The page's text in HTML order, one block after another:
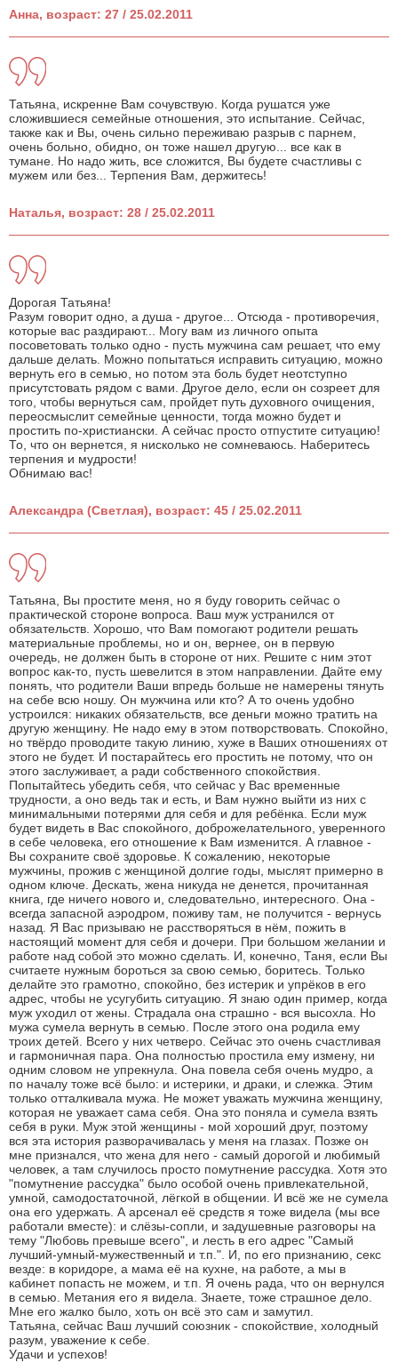
Анна, возраст: 27 / 25.02.2011
Татьяна, искренне Вам сочувствую. Когда рушатся уже
сложившиеся семейные отношения, это испытание. Сейчас,
также как и Вы, очень сильно переживаю разрыв с парнем,
очень больно, обидно, он тоже нашел другую... все как в
тумане. Но надо жить, все сложится, Вы будете счастливы с
мужем или без... Терпения Вам, держитесь!
Наталья, возраст: 28 / 25.02.2011
Дорогая Татьяна!
Разум говорит одно, а душа - другое... Отсюда - противоречия,
которые вас раздирают... Могу вам из личного опыта
посоветовать только одно - пусть мужчина сам решает, что ему
дальше делать. Можно попытаться исправить ситуацию, можно
вернуть его в семью, но потом эта боль будет неотступно
присутстовать рядом с вами. Другое дело, если он созреет для
того, чтобы вернуться сам, пройдет путь духовного очищения,
переосмыслит семейные ценности, тогда можно будет и
простить по-христиански. А сейчас просто отпустите ситуацию!
То, что он вернется, я нисколько не сомневаюсь. Наберитесь
терпения и мудрости!
Обнимаю вас!
Александра (Светлая), возраст: 45 / 25.02.2011
Татьяна, Вы простите меня, но я буду говорить сейчас о
практической стороне вопроса. Ваш муж устранился от
обязательств. Хорошо, что Вам помогают родители решать
материальные проблемы, но и он, вернее, он в первую
очередь, не должен быть в стороне от них. Решите с ним этот
вопрос как-то, пусть шевелится в этом направлении. Дайте ему
понять, что родители Ваши впредь больше не намерены тянуть
на себе всю ношу. Он мужчина или кто? А то очень удобно
устроился: никаких обязательств, все деньги можно тратить на
другую женщину. Не надо ему в этом потворствовать. Спокойно,
но твёрдо проводите такую линию, хуже в Ваших отношениях от
этого не будет. И постарайтесь его простить не потому, что он
этого заслуживает, а ради собственного спокойствия.
Попытайтесь убедить себя, что сейчас у Вас временные
трудности, а оно ведь так и есть, и Вам нужно выйти из них с
минимальными потерями для себя и для ребёнка. Если муж
будет видеть в Вас спокойного, доброжелательного, уверенного
в себе человека, его отношение к Вам изменится. А главное -
Вы сохраните своё здоровье. К сожалению, некоторые
мужчины, прожив с женщиной долгие годы, мыслят примерно в
одном ключе. Дескать, жена никуда не денется, прочитанная
книга, где ничего нового и, следовательно, интересного. Она -
всегда запасной аэродром, поживу там, не получится - вернусь
назад. Я Вас призываю не расстворяться в нём, пожить в
настоящий момент для себя и дочери. При большом желании и
работе над собой это можно сделать. И, конечно, Таня, если Вы
считаете нужным бороться за свою семью, боритесь. Только
делайте это грамотно, спокойно, без истерик и упрёков в его
адрес, чтобы не усугубить ситуацию. Я знаю один пример, когда
муж уходил от жены. Страдала она страшно - вся высохла. Но
мужа сумела вернуть в семью. После этого она родила ему
троих детей. Всего у них четверо. Сейчас это очень счастливая
и гармоничная пара. Она полностью простила ему измену, ни
одним словом не упрекнула. Она повела себя очень мудро, а
по началу тоже всё было: и истерики, и драки, и слежка. Этим
только отталкивала мужа. Не может уважать мужчина женщину,
которая не уважает сама себя. Она это поняла и сумела взять
себя в руки. Муж этой женщины - мой хороший друг, поэтому
вся эта история разворачивалась у меня на глазах. Позже он
мне признался, что жена для него - самый дорогой и любимый
человек, а там случилось просто помутнение рассудка. Хотя это
"помутнение рассудка" было особой очень привлекательной,
умной, самодостаточной, лёгкой в общении. И всё же не сумела
она его удержать. А арсенал её средств я тоже видела (мы все
работали вместе): и слёзы-сопли, и задушевные разговоры на
тему "Любовь превыше всего", и лесть в его адрес "Самый
лучший-умный-мужественный и т.п.". И, по его признанию, секс
везде: в коридоре, а мама её на кухне, на работе, а мы в
кабинет попасть не можем, и т.п. Я очень рада, что он вернулся
в семью. Метания его я видела. Знаете, тоже страшное дело.
Мне его жалко было, хоть он всё это сам и замутил.
Татьяна, сейчас Ваш лучший союзник - спокойствие, холодный
разум, уважение к себе.
Удачи и успехов!